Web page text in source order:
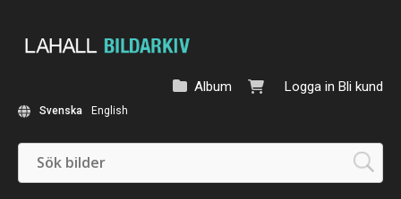
Logga in Bli kund
Album
Svenska English